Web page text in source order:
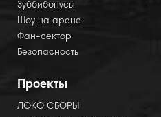
Зуббибонусы
Шоу на арене
Фан-сектор
Безопасность
Проекты
ЛОКО СБОРЫ